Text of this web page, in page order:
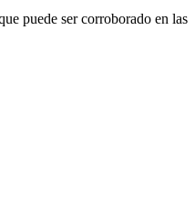
puede ser corroborado en las